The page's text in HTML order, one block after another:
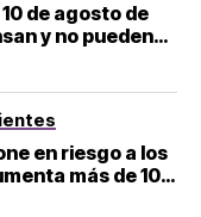
de agosto de
y no pueden
de México; estos
en riesgo a los
más de 100